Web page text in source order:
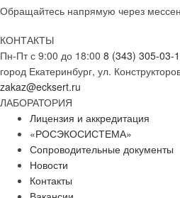
Обращайтесь напрямую через
КОНТАКТЫ
Пн-Пт с 9:00 до 18:00 8 (343) 305-03-
город Екатеринбург, ул.
zakaz@ecksert.ru
ЛАБОРАТОРИЯ
Лицензия и аккредитация
«РОСЭКОСИСТЕМА»
Сопроводительные документы
Новости
Контакты